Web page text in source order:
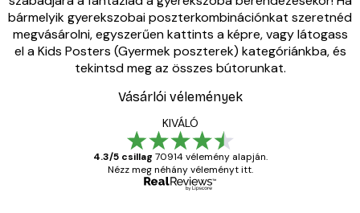
bármelyik gyerekszobai poszterkombinációnkat szeretnéd
megvásárolni, egyszerűen kattints a képre, vagy látogass
el a Kids Posters (Gyermek poszterek) kategóriánkba, és
tekintsd meg az összes bútorunkat.
Vásárlói vélemények
KIVÁLÓ
4.3/5 csillag 70914 vélemény alapján.
Nézz meg néhány véleményt itt.